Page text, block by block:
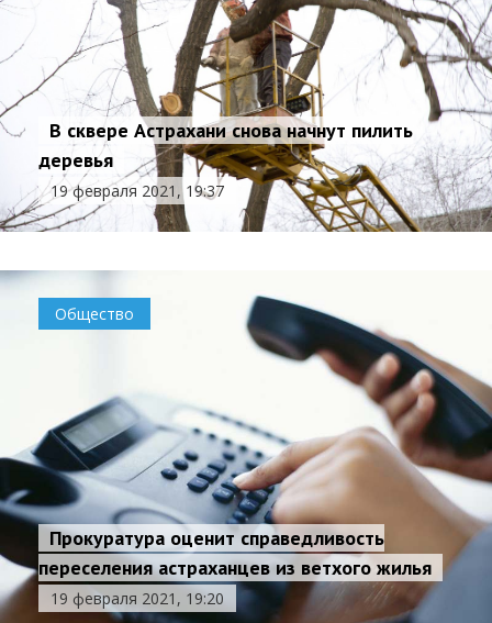
В сквере Астрахани снова начнут пилить
деревья
19 февраля 2021, 19:37
Общество
Прокуратура оценит справедливость
переселения астраханцев из ветхого жилья
19 февраля 2021, 19:20